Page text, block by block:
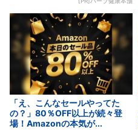
「え、こんなセールやってた
の？」80％OFF以上が続々登
場！Amazonの本気が...